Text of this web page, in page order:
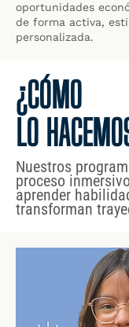
oportunidades
de forma activa,
personalizada.
¿CÓMO
LO
Nuestros
proceso
aprender
transforman